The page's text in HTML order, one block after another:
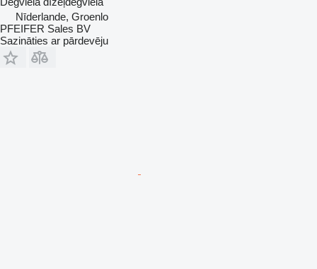
Nīderlande, Groenlo
PFEIFER Sales BV
Sazināties ar pārdevēju